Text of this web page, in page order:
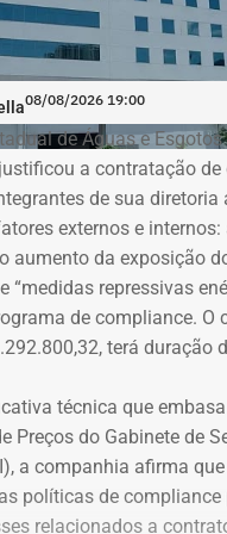
se do desembargador
do Fórum
da Escola de
pode ser considerado
brasileira. O que
era literatura
Machadiana, temos
perder com o tempo
e um
é tão apaixonado pela
textos de vários literatos
”Machado de Assis:
9,4% dos
a responder por 20,3%
no acumulado de 2026.
do Portal da
Orçamentária e
(SIAFE-RJ)
gastos com
e 14 de julho de 2026,
R$ 84,13 milhões em
Desse total, R$
como deslocamentos
como viagens ao
08/08/2026 19:00
de Águas e Esgotos
a contratação de
de sua diretoria
externos e
aumento da exposição
“medidas repressivas
de compliance. O
terá duração
técnica que
Preços do Gabinete de
a companhia afirma
políticas de compliance
relacionados a